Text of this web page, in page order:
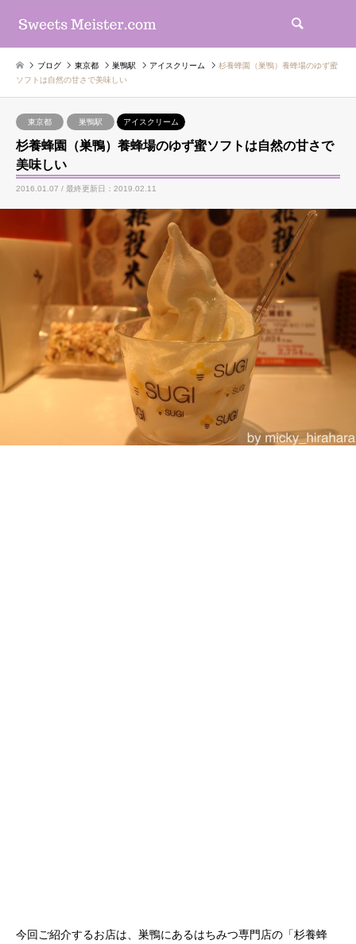
ブログ 東京都 巣鴨駅 アイスクリーム
杉養蜂園（巣鴨）養蜂場のゆず蜜
ソフトは自然の甘さで美味しい
東京都 巣鴨駅 アイスクリーム
杉養蜂園（巣鴨）養蜂場のゆず蜜ソフトは自然の甘さで
美味しい
2016.01.07 / 最終更新日：2019.02.11
今回ご紹介するお店は、巣鴨にあるはちみつ専門店の「杉養蜂